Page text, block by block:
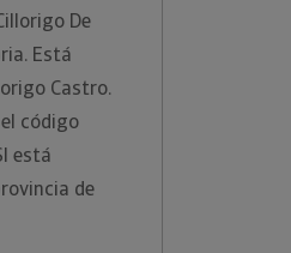
De
Está
Castro.
código
está
de